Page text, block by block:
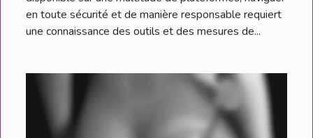
en toute sécurité et de manière responsable requiert
une connaissance des outils et des mesures de...